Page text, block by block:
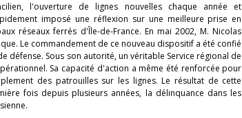
l'ouverture de lignes nouvelles chaque année et
imposé une réflexion sur une meilleure prise en
réseaux ferrés d'Île-de-France. En mai 2002, M. Nicolas
Le commandement de ce nouveau dispositif a été confié
défense. Sous son autorité, un véritable Service régional de
Sa capacité d'action a même été renforcée pour
des patrouilles sur les lignes. Le résultat de cette
fois depuis plusieurs années, la délinquance dans les